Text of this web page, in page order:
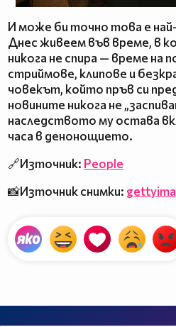
И може би точно това е
Днес живеем във време, в
никога не спира — време на
стриймове, клипове и
човекът, който пръв си
новините никога не
наследството му остава
часа в денонощието.
🔗Източник: People
📸Източник снимки: